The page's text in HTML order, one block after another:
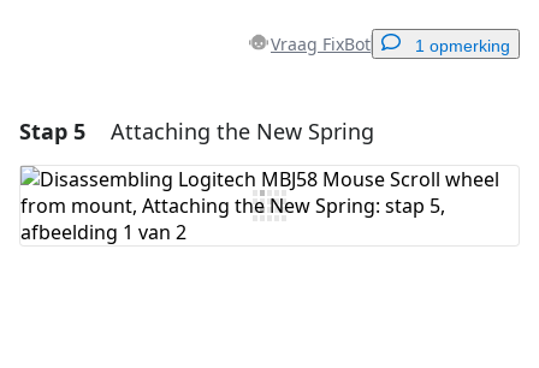
Vraag FixBot 1 opmerking
Voeg een opmerking toe
Voeg opmerking toe
Stap 5 Attaching the New Spring